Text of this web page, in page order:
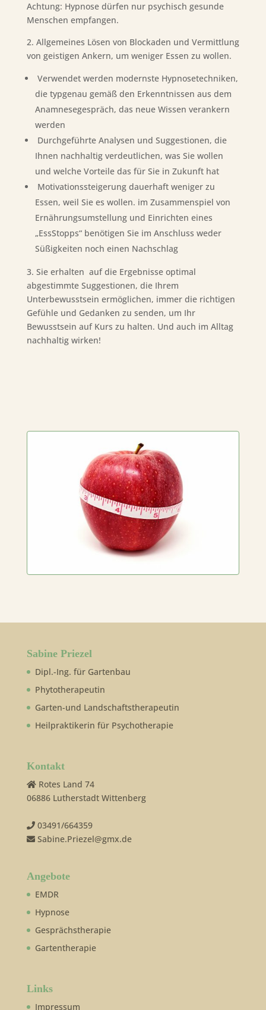
Achtung: Hypnose dürfen nur psychisch gesunde
Menschen empfangen.
2. Allgemeines Lösen von Blockaden und Vermittlung
von geistigen Ankern, um weniger Essen zu wollen.
Verwendet werden modernste Hypnosetechniken,
die typgenau gemäß den Erkenntnissen aus dem
Anamnesegespräch, das neue Wissen verankern
werden
Durchgeführte Analysen und Suggestionen, die
Ihnen nachhaltig verdeutlichen, was Sie wollen
und welche Vorteile das für Sie in Zukunft hat
Motivationssteigerung dauerhaft weniger zu
Essen, weil Sie es wollen. im Zusammenspiel von
Ernährungsumstellung und Einrichten eines
„EssStopps“ benötigen Sie im Anschluss weder
Süßigkeiten noch einen Nachschlag
3. Sie erhalten auf die Ergebnisse optimal
abgestimmte Suggestionen, die Ihrem
Unterbewusstsein ermöglichen, immer die richtigen
Gefühle und Gedanken zu senden, um Ihr
Bewusstsein auf Kurs zu halten. Und auch im Alltag
nachhaltig wirken!
Sabine Priezel
Dipl.-Ing. für Gartenbau
Phytotherapeutin
Garten-und Landschaftstherapeutin
Heilpraktikerin für Psychotherapie
Kontakt
Rotes Land 74
06886 Lutherstadt Wittenberg
03491/664359
Sabine.Priezel@gmx.de
Angebote
EMDR
Hypnose
Gesprächstherapie
Gartentherapie
Links
Impressum